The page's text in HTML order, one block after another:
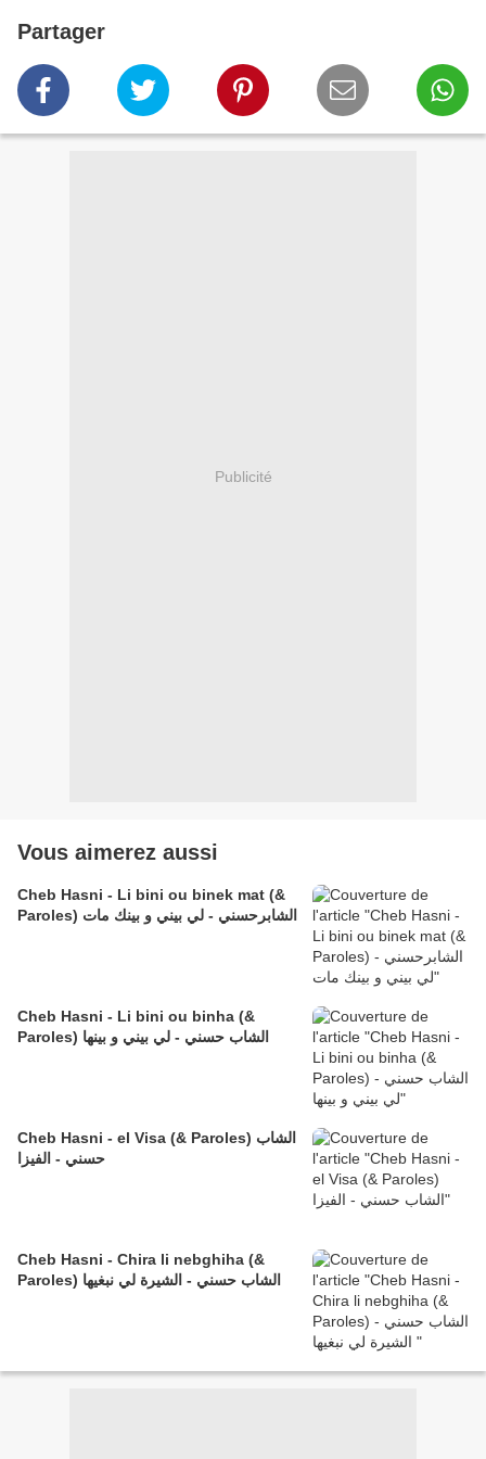
Partager
Publicité
Vous aimerez aussi
Cheb Hasni - Li bini ou binek mat (&
Paroles) الشابرحسني - لي بيني و بينك مات
Cheb Hasni - Li bini ou binha (&
Paroles) الشاب حسني - لي بيني و بينها
Cheb Hasni - el Visa (& Paroles) الشاب
حسني - الفيزا
Cheb Hasni - Chira li nebghiha (&
Paroles) الشاب حسني - الشيرة لي نبغيها